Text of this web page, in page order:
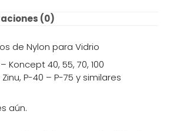
(0)
de Nylon para Vidrio
Koncept 40, 55, 70, 100
P-40 – P-75 y similares
aún.